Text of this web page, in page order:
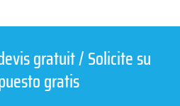
gratuit / Solicite su
gratis